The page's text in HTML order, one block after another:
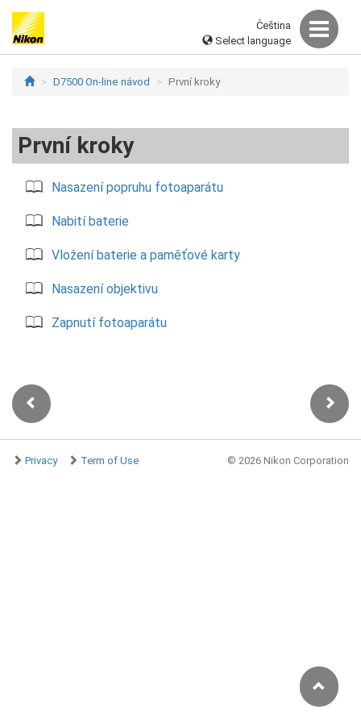
Čeština
Select language
D7500 On-line návod První kroky
První kroky
Nasazení popruhu fotoaparátu
Nabití baterie
Vložení baterie a paměťové karty
Nasazení objektivu
Zapnutí fotoaparátu
Privacy Term of Use © 2026 Nikon Corporation